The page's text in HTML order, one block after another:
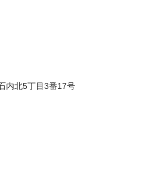
内北5丁目3番17号